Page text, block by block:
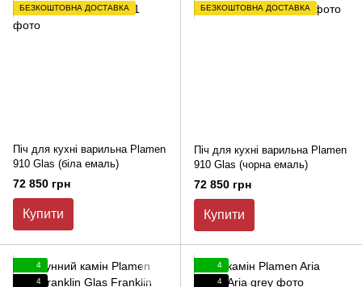
БЕЗКОШТОВНА ДОСТАВКА
Піч для кухні варильна Plamen
910 Glas (біла емаль)
72 850 грн
Купити
БЕЗКОШТОВНА ДОСТАВКА
Піч для кухні варильна Plamen
910 Glas (чорна емаль)
72 850 грн
Купити
4
4
4
4